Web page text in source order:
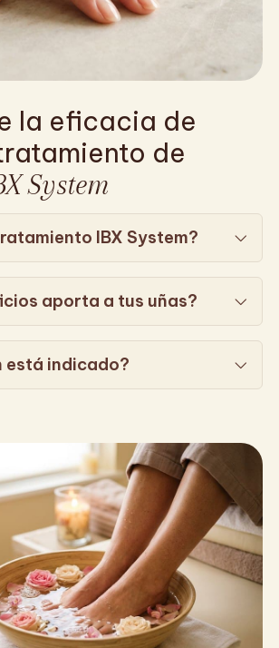
la eficacia de
de
System
IBX System?
aporta a tus uñas?
está indicado?